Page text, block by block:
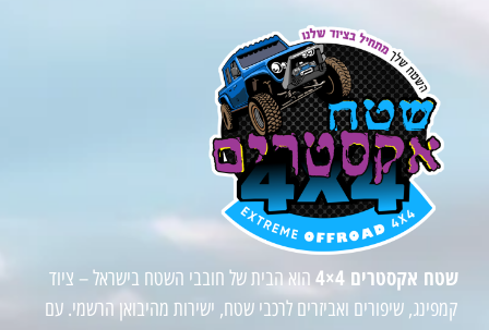
שטח אקסטרים 4×4
הוא הבית של חובבי השטח בישראל – ציוד
קמפינג, שיפורים ואביזרים לרכבי שטח, ישירות מהיבואן הרשמי. עם